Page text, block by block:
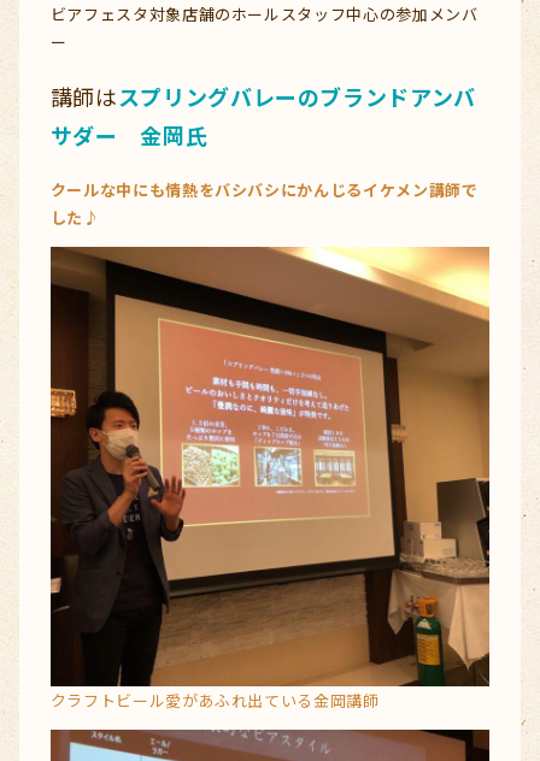
ビアフェスタ対象店舗のホールスタッフ中心の参加メンバ
ー
講師はスプリングバレーのブランドアンバ
サダー 金岡氏
クールな中にも情熱をバシバシにかんじるイケメン講師で
した♪
クラフトビール愛があふれ出ている金岡講師